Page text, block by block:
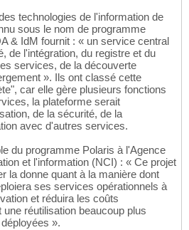
technologies de l'information de
sous le nom de programme
& IdM fournit : « un service central
de l'intégration, du registre et du
services, de la découverte
». Ils ont classé cette
car elle gère plusieurs fonctions
la plateforme serait
de la sécurité, de la
avec d'autres services.
du programme Polaris à l'Agence
et l'information (NCI) : « Ce projet
la donne quant à la manière dont
ses services opérationnels à
et réduira les coûts
réutilisation beaucoup plus
».